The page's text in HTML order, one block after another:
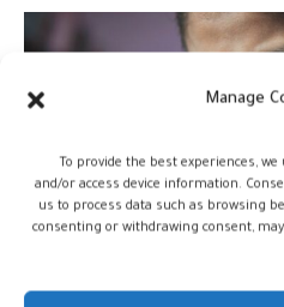
Manage
To provide the best experiences,
and/or access device information.
us to process data such as browsing
consenting or withdrawing consent,